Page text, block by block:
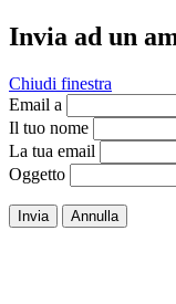
Invia ad un
Chiudi finestra
Email a
Il tuo nome
La tua email
Oggetto
Invia Annulla